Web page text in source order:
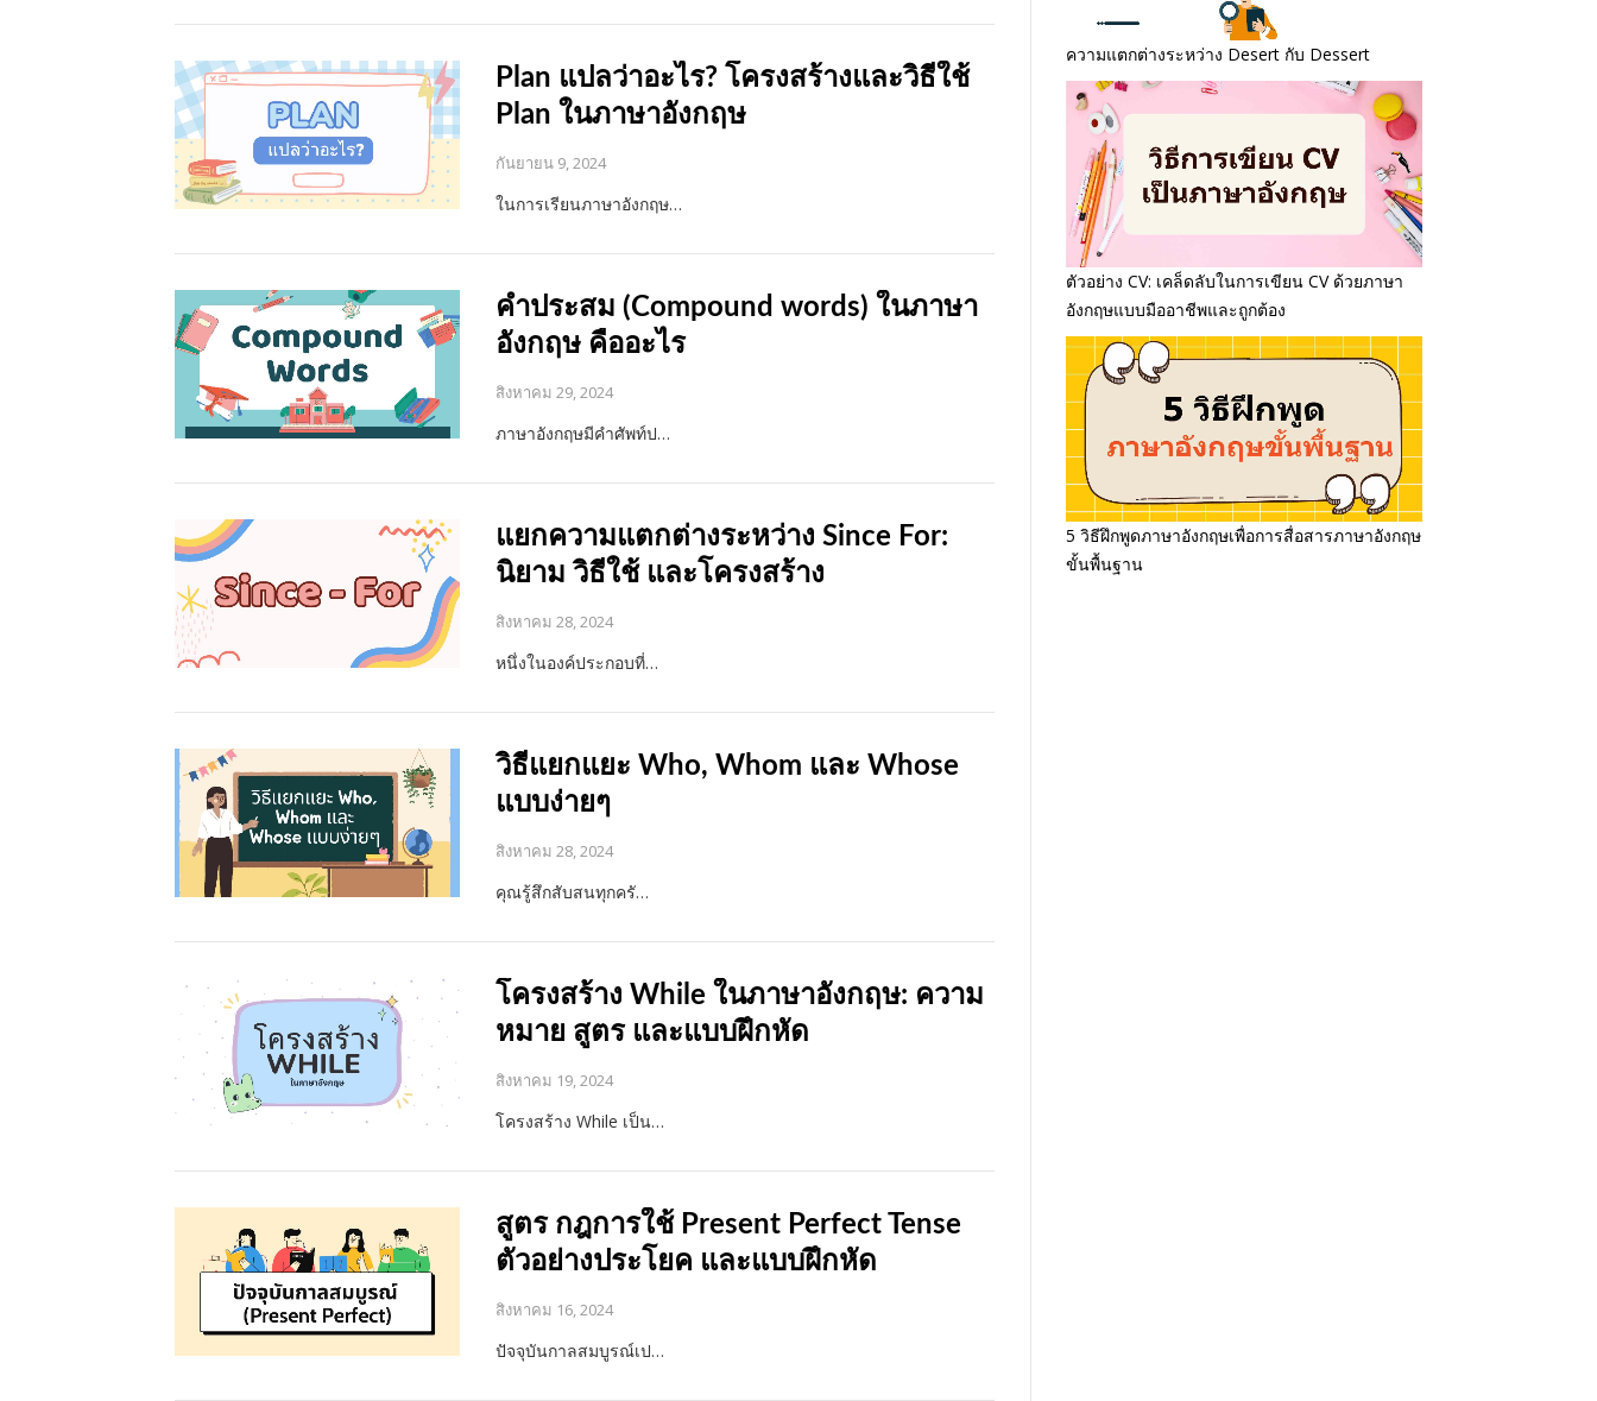
Plan แปลว่าอะไร? โครงสร้างและวิธีใช้
Plan ในภาษาอังกฤษ
กันยายน 9, 2024
ในการเรียนภาษาอังกฤษ…
คำประสม (Compound words) ในภาษา
อังกฤษ คืออะไร
สิงหาคม 29, 2024
ภาษาอังกฤษมีคำศัพท์ป…
แยกความแตกต่างระหว่าง Since For:
นิยาม วิธีใช้ และโครงสร้าง
สิงหาคม 28, 2024
หนึ่งในองค์ประกอบที่…
วิธีแยกแยะ Who, Whom และ Whose
แบบง่ายๆ
สิงหาคม 28, 2024
คุณรู้สึกสับสนทุกครั…
โครงสร้าง While ในภาษาอังกฤษ: ความ
หมาย สูตร และแบบฝึกหัด
สิงหาคม 19, 2024
โครงสร้าง While เป็น…
สูตร กฎการใช้ Present Perfect Tense
ตัวอย่างประโยค และแบบฝึกหัด
สิงหาคม 16, 2024
ปัจจุบันกาลสมบูรณ์เป…
ความแตกต่างระหว่าง Desert กับ Dessert
ตัวอย่าง CV: เคล็ดลับในการเขียน CV ด้วยภาษา
อังกฤษแบบมืออาชีพและถูกต้อง
5 วิธีฝึกพูดภาษาอังกฤษเพื่อการสื่อสารภาษาอังกฤษ
ขั้นพื้นฐาน